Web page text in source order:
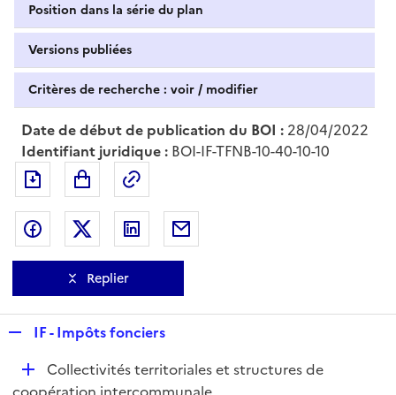
Position dans la série du plan
Versions publiées
Critères de recherche : voir / modifier
Date de début de publication du BOI : 28/04/2022
Identifiant juridique : BOI-IF-TFNB-10-40-10-10
Exporter le document au format pdf
Partager sur Facebook
Partager sur Twitter
Partager sur LinkedIn
Replier
p
IF - Impôts fonciers
D
é
Collectivités territoriales et structures de